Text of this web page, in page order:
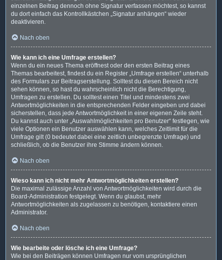
einzelnen Beitrag dennoch ohne Signatur verfassen möchtest, so kannst
du dort einfach das Kontrollkästchen „Signatur anhängen“ wieder
deaktivieren.
Nach oben
Wie kann ich eine Umfrage erstellen?
Wenn du ein neues Thema eröffnest oder den ersten Beitrag eines
Themas bearbeitest, findest du ein Register „Umfrage erstellen“ unterhalb
des Formulars zur Beitragserstellung. Solltest du diesen Bereich nicht
sehen können, so hast du wahrscheinlich nicht die Berechtigung,
Umfragen zu erstellen. Du solltest einen Titel und mindestens zwei
Antwortmöglichkeiten in die entsprechenden Felder eingeben und dabei
sicherstellen, dass jede Antwortmöglichkeit in einer eigenen Zeile steht.
Du kannst auch unter „Auswahlmöglichkeiten pro Benutzer“ festlegen, wie
viele Optionen ein Benutzer auswählen kann, welches Zeitlimit für die
Umfrage gilt (0 bedeutet dabei eine zeitlich unbegrenzte Umfrage) und
schließlich, ob die Benutzer ihre Stimme ändern können.
Nach oben
Wieso kann ich nicht mehr Antwortmöglichkeiten erstellen?
Die maximal zulässige Anzahl von Antwortmöglichkeiten wird durch die
Board-Administration festgelegt. Wenn du glaubst, mehr
Antwortmöglichkeiten als zugelassen zu benötigen, kontaktiere einen
Administrator.
Nach oben
Wie bearbeite oder lösche ich eine Umfrage?
Wie bei den Beiträgen können Umfragen nur vom ursprünglichen